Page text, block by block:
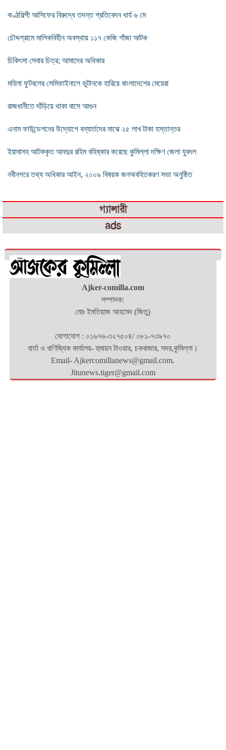
কণ্ঠশিল্পী আসিফের বিরুদ্ধে তদন্ত প্রতিবেদন ধার্য ৬ মে
চৌদ্দগ্রামে মালিকবিহীন অবস্থায় ১১৭ কেজি গাঁজা আটক
চিকিৎসা সেবার চিত্র; আমাদের অধিকার
মহিলা ফুটবলের সেমিফাইনালে ভুটানকে হারিয়ে বাংলাদেশের মেয়েরা
রাজধানীতে দাঁড়িয়ে থাকা বাসে আগুন
এনাম ফাউন্ডেশনের উদ্যোগে বন্যার্তদের মাঝে ২৫ লাখ টাকা হস্তান্তর
ইয়াবাসহ আটককৃত আবদুর রহিম বহিষ্কার করেছে কুমিল্লা দক্ষিণ জেলা যুবদল
নবীনগরে তথ্য অধিকার আইন, ২০০৯ বিষয়ক জনঅবহিতকরণ সভা অনুষ্ঠিত
গ্যালারী
ads
Ajker-comilla.com
সম্পাদক:
মোঃ ইমতিয়াজ আহমেদ (জিতু)
যোগাযোগ : ০১৬৭৬-৩২৭৫০৪/ ০৮১-৭৩৯৭০
বার্তা ও বাণিজ্যিক কার্যালয়- হুমায়ন টাওয়ার, চকবাজার, সদর,কুমিল্লা।
Email- Ajkercomillanews@gmail.com.
Jitunews.tiger@gmail.com